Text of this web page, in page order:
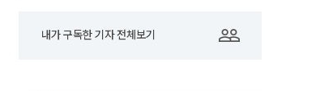
내가 구독한 기자 전체보기